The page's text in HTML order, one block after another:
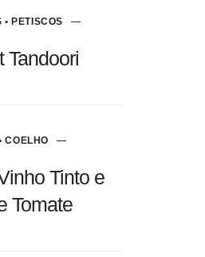
• PETISCOS
Tandoori
COELHO
Tinto e
Tomate